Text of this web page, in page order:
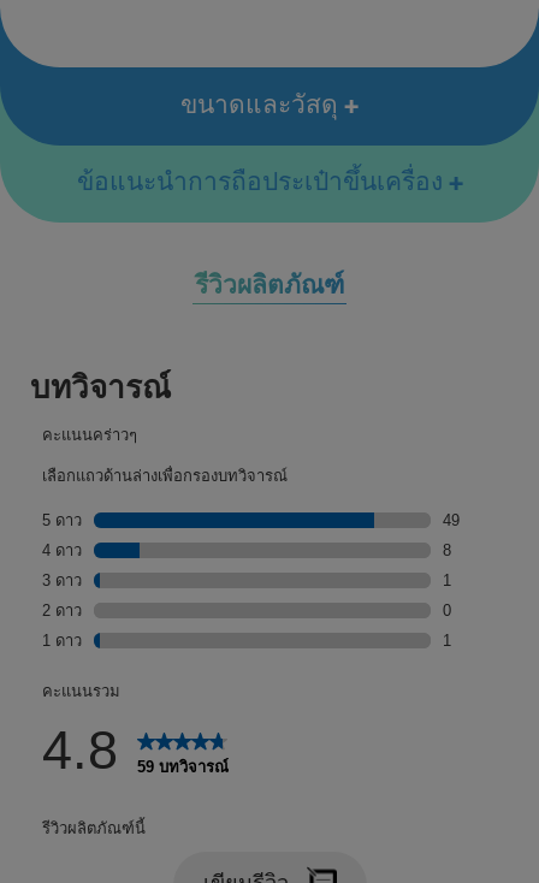
ขนาดและวัสดุ
ข้อแนะนำการถือประเป๋าขึ้นเครื่อง
รีวิวผลิตภัณฑ์